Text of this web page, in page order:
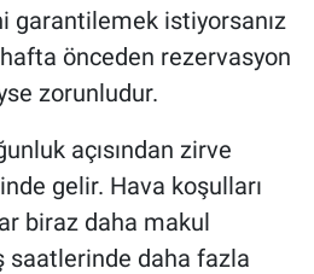
garantilemek istiyorsanız
önceden rezervasyon
zorunludur.
açısından zirve
gelir. Hava koşulları
biraz daha makul
saatlerinde daha fazla